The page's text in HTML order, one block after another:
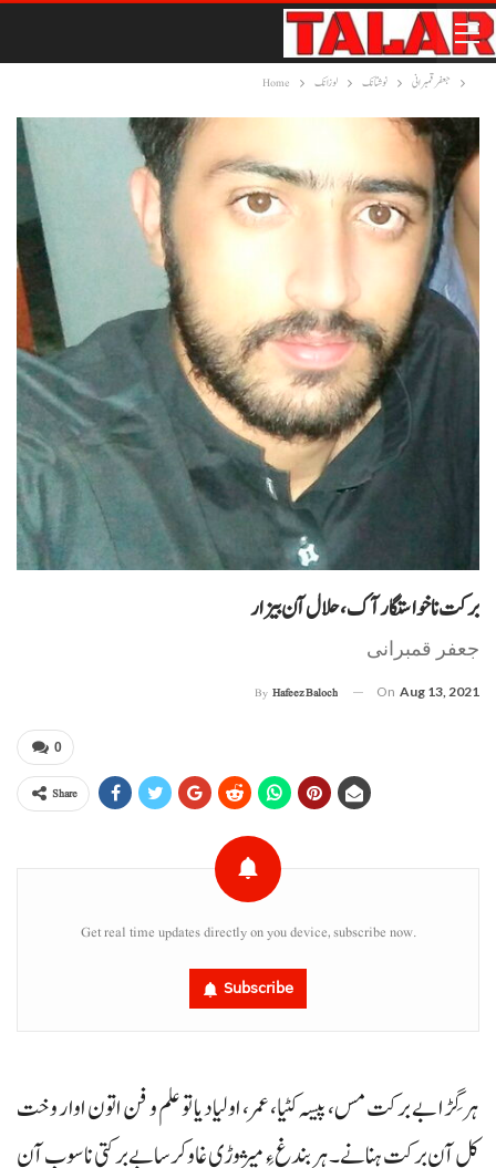
Home لوزانک نوشتانک جعفر قمبرانی
برکت نا خواستگار آک، حلال آن بیزار
جعفر قمبرانی
By Hafeez Baloch On Aug 13, 2021
0
Share
Get real time updates directly on you device, subscribe now.
Subscribe
ہر گِڑا بے برکت مس، پیسہ کٹیا، عمر، اولیاد یا تو علم و فن اتون اوار وخت
کل آن برکت ہنانے۔ ہر بندغ ءِ میژوڑی غاو کرسا بے برکتی نا سوب آن